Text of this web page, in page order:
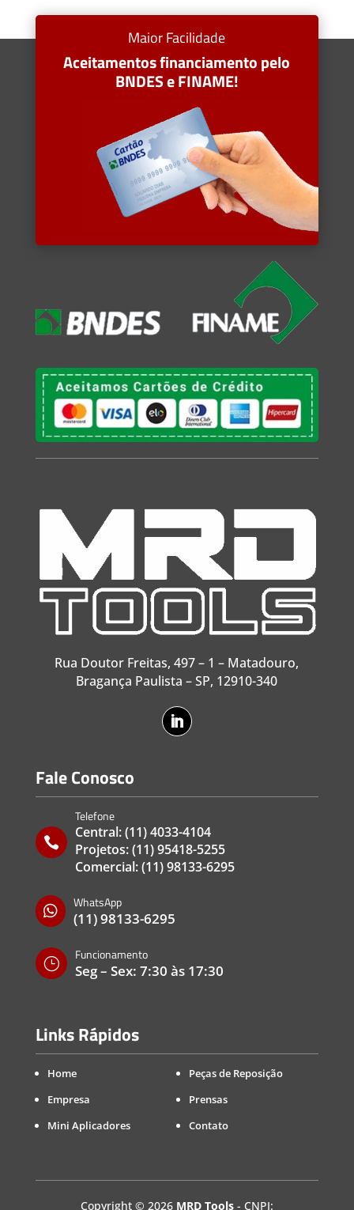
Maior Facilidade
Aceitamentos financiamento pelo
BNDES e FINAME!
Rua Doutor Freitas, 497 – 1 – Matadouro,
Bragança Paulista – SP, 12910-340
Fale Conosco

Telefone
Central:(11) 4033-4104
Projetos:(11) 95418-5255
Comercial:(11) 98133-6295

WhatsApp
(11) 98133-6295
}
Funcionamento
Seg – Sex: 7:30 às 17:30
Links Rápidos
Home
Empresa
Mini Aplicadores
Peças de Reposição
Prensas
Contato
Copyright © 2026 MRD Tools- CNPJ: